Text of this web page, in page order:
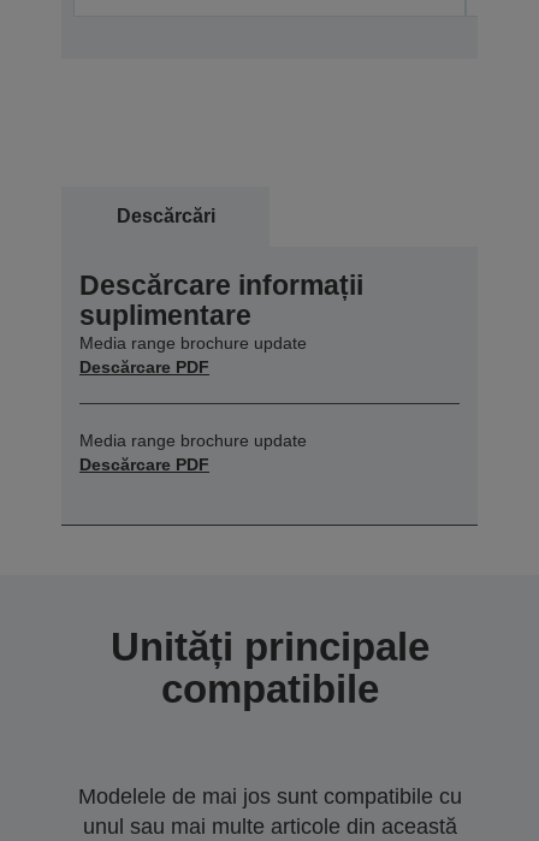
Descărcări
Descărcare informații
suplimentare
Media range brochure update
Descărcare PDF
Media range brochure update
Descărcare PDF
Unități principale
compatibile
Modelele de mai jos sunt compatibile cu
unul sau mai multe articole din această